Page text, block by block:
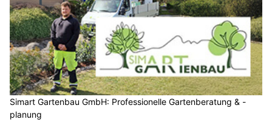
Simart Gartenbau GmbH: Professionelle Gartenberatung & -
planung